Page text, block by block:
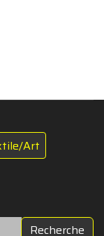
Art
Recherche